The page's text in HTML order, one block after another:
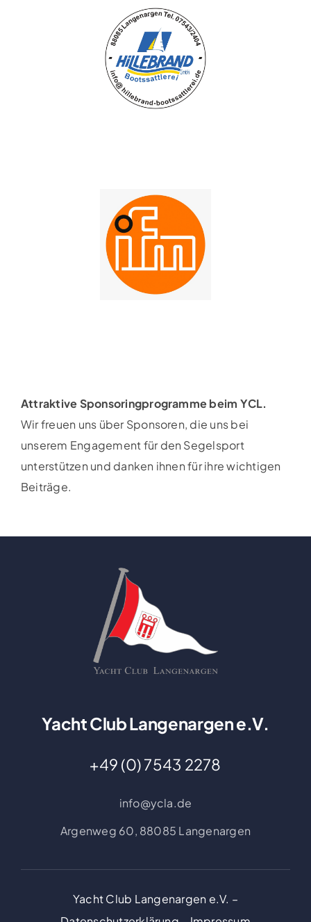
Attraktive Sponsoringprogramme beim YCL.
Wir freuen uns über Sponsoren, die uns bei
unserem Engagement für den Segelsport
unterstützen und danken ihnen für ihre wichtigen
Beiträge.
Yacht Club Langenargen e.V.
+49 (0) 7543 2278
info@ycla.de
Argenweg 60, 88085 Langenargen
Yacht Club Langenargen e.V. –